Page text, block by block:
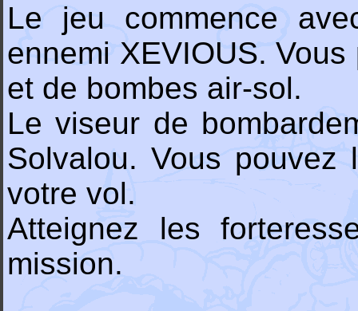
Le jeu commence
ennemi XEVIOUS.
et de bombes air-sol.
Le viseur de
Solvalou. Vous
votre vol.
Atteignez les
mission.